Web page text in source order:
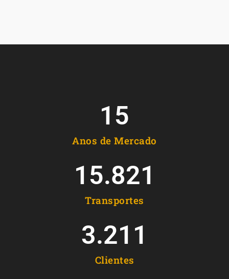
Anos de Mercado
15
Transportes
15.821
Clientes
3.211